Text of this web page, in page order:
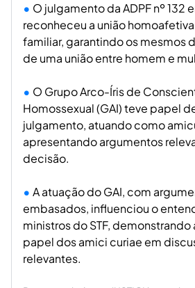
O julgamento da ADPF nº 132
reconheceu a união
familiar, garantindo os mesmos
de uma união entre homem e
O Grupo Arco-Íris de
Homossexual (GAI) teve papel
julgamento, atuando como
apresentando argumentos
decisão.
A atuação do GAI, com
embasados, influenciou o
ministros do STF,
papel dos amici curiae em
relevantes.